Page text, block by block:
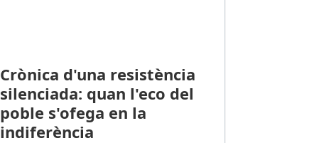
Crònica d'una resistència
silenciada: quan l'eco del
poble s'ofega en la
indiferència